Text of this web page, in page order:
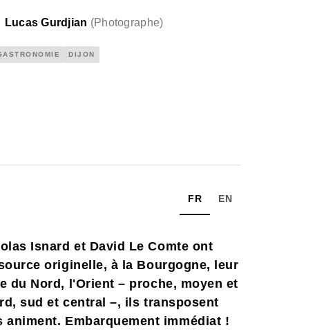
Lucas Gurdjian (Photographe)
DIJON
FR EN
Isnard et David Le Comte ont
originelle, à la Bourgogne, leur
du Nord, l'Orient – proche, moyen et
sud et central –, ils transposent
Embarquement immédiat !